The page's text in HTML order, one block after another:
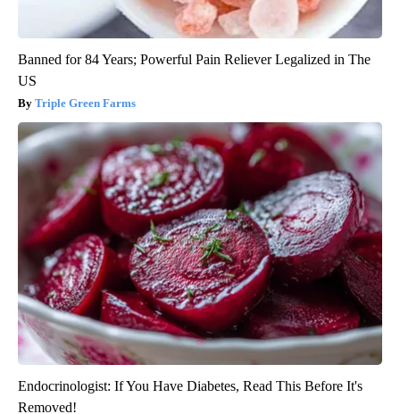
Banned for 84 Years; Powerful Pain Reliever Legalized in The
US
Triple Green Farms
Endocrinologist: If You Have Diabetes, Read This Before It's
Removed!